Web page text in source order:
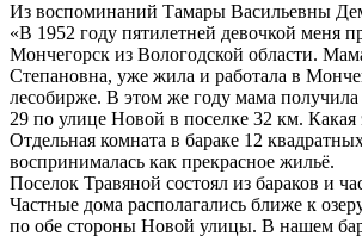
Из воспоминаний Тамары Васильевны
«В 1952 году пятилетней девочкой меня
Мончегорск из Вологодской области.
Степановна, уже жила и работала в
лесобирже. В этом же году мама
29 по улице Новой в поселке 32 км. Какая
Отдельная комната в бараке 12
воспринималась как прекрасное жильё.
Поселок Травяной состоял из бараков и
Частные дома располагались ближе к
по обе стороны Новой улицы. В нашем